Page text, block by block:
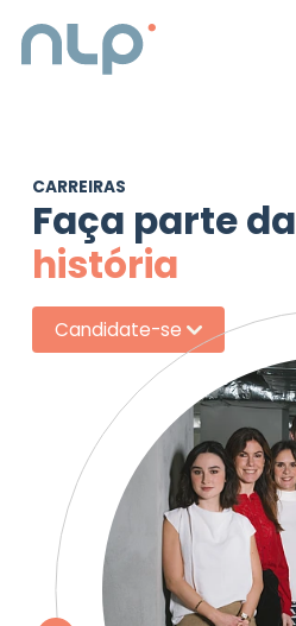
CARREIRAS
Faça parte da
história
Candidate-se